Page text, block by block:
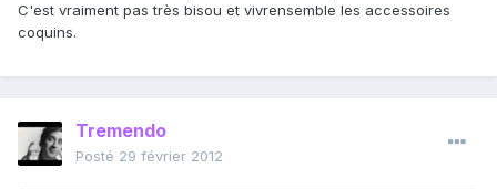
C'est vraiment pas très bisou et vivrensemble les accessoires
coquins.
Tremendo
Posté 29 février 2012